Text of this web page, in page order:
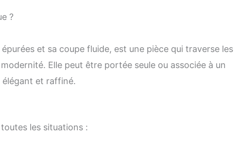
?
et sa coupe fluide, est une pièce qui traverse les
Elle peut être portée seule ou associée à un
élégant et raffiné.
les situations :